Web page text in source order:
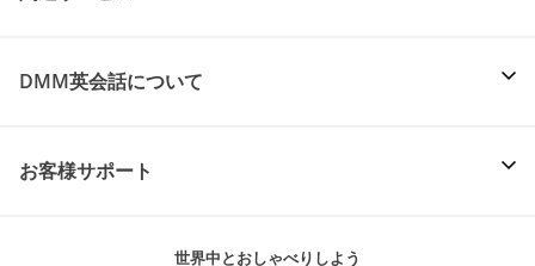
DMM英会話について
お客様サポート
世界中とおしゃべりしよう